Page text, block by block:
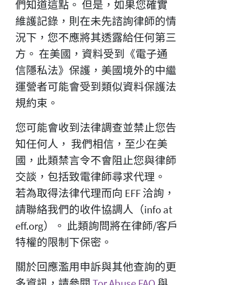
們知道這點。 但是，如果您確實
維護記錄，則在未先諮詢律師的情
況下，您不應將其透露給任何第三
方。 在美國，資料受到《電子通
信隱私法》保護，美國境外的中繼
運營者可能會受到類似資料保護法
規約束。
您可能會收到法律調查並禁止您告
知任何人， 我們相信，至少在美
國，此類禁言令不會阻止您與律師
交談，包括致電律師尋求代理。
若為取得法律代理而向 EFF 洽詢，
請聯絡我們的收件協調人（info at
eff.org）。 此類詢問將在律師/客戶
特權的限制下保密。
關於回應濫用申訴與其他查詢的更